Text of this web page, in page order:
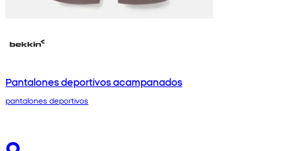
Pantalones deportivos acampanados
pantalones deportivos